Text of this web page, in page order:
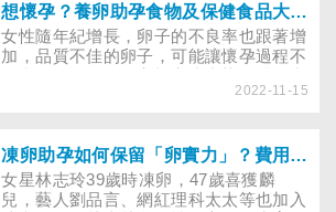
想懷孕？養卵助孕食物及保健食品大公開
女性隨年紀增長，卵子的不良率也跟著增
加，品質不佳的卵子，可能讓懷孕過程不
的胎兒。中、西醫師提醒中將湯、四物湯
2022-11-15
凍卵助孕如何保留「卵實力」？費用多少 有補助嗎？
女星林志玲39歲時凍卵，47歲喜獲麟
兒，藝人劉品言、網紅理科太太等也加入